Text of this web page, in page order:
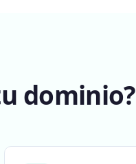
dominio?